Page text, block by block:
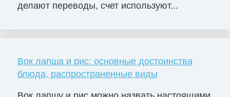
делают переводы, счет используют...
Вок лапша и рис: основные достоинства
блюда, распространенные виды